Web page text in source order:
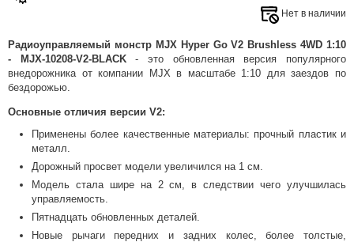
Нет в наличии
Радиоуправляемый монстр MJX Hyper Go V2 Brushless 4WD 1:10
- MJX-10208-V2-BLACK- это обновленная версия популярного
внедорожника от компании MJX в масштабе 1:10 для заездов по
бездорожью.
Основные отличия версии V2:
Применены более качественные материалы: прочный пластик и
металл.
Дорожный просвет модели увеличился на 1 см.
Модель стала шире на 2 см, в следствии чего улучшилась
управляемость.
Пятнадцать обновленных деталей.
Новые рычаги передних и задних колес, более толстые,